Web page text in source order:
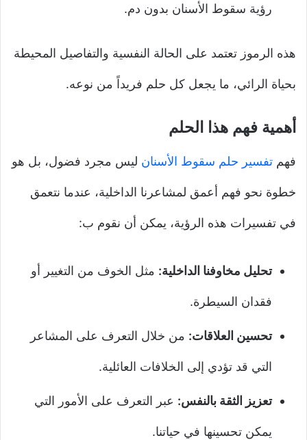
رؤية سقوط الأسنان بدون دم.
هذه الرموز تعتمد على الحالة النفسية والتفاصيل المحيطة
بحياة الرائي، ما يجعل كل حلم فريداً من نوعه.
أهمية فهم هذا الحلم
فهم تفسير حلم سقوط الأسنان ليس مجرد فضول، بل هو
خطوة نحو فهم أعمق لمشاعرنا الداخلية، عندما نتعمق
في تفسيرات هذه الرؤية، يمكن أن نقوم ب:
تحليل مخاوفنا الداخلية: مثل الخوف من التغيير أو
فقدان السيطرة.
تحسين العلاقات: من خلال التعرف على المشاعر
التي قد تؤدي إلى الخلافات العائلية.
تعزيز الثقة بالنفس: عبر التعرف على الأمور التي
يمكن تحسينها في حياتنا.